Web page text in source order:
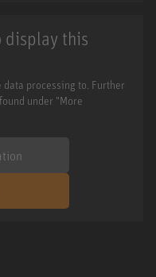
display this
processing to. Further
under "More